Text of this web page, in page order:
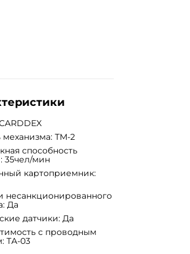
ТМ-2
способность
35чел/мин
картоприемник:
несанкционированного
Да
датчики: Да
с проводным
TA-03